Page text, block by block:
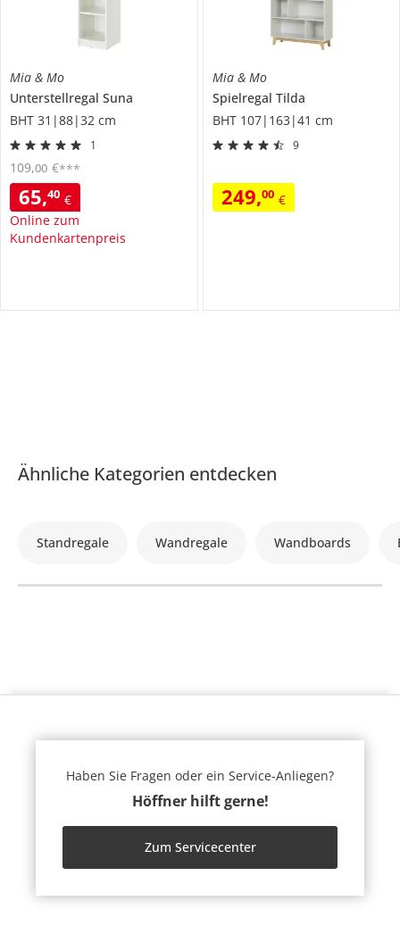
Mia & Mo
Unterstellregal Suna
BHT 31|88|32 cm
1
65,40 €
Online zum
Kundenkartenpreis
109,00 €***
Mia & Mo
Spielregal Tilda
BHT 107|163|41 cm
9
249,00 €
Ähnliche Kategorien entdecken
Standregale Wandregale Wandboards
Haben Sie Fragen oder ein Service-Anliegen?
Höffner hilft gerne!
Zum Servicecenter